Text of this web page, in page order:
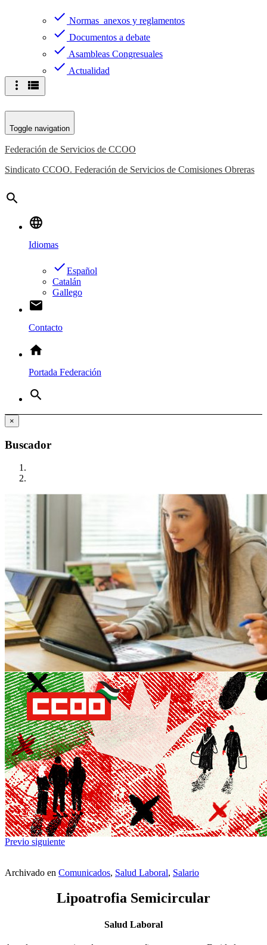
check Normas anexos y reglamentos
check Documentos a debate
check Asambleas Congresuales
check Actualidad
more_vert view_list
Toggle navigation
Federación de Servicios de CCOO
Sindicato CCOO. Federación de Servicios de Comisiones Obreras
search
language
Idiomas
doneEspañol
Catalán
Gallego
email
Contacto
home
Portada Federación
search
×
Buscador
Previo siguiente
Archivado en Comunicados, Salud Laboral, Salario
Lipoatrofia Semicircular
Salud Laboral